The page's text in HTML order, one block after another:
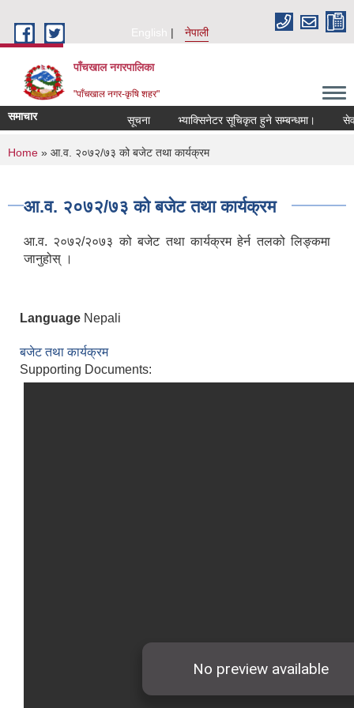
English
नेपाली
पाँचखाल नगरपालिका
"पाँचखाल नगर-कृषि शहर"
समाचार सूचना भ्याक्सिनेटर सूचिकृत हुने सम्बन्धमा। सेवा
You are here
Home » आ.व. २०७२/७३ को बजेट तथा कार्यक्रम
आ.व. २०७२/७३ को बजेट तथा कार्यक्रम
आ.व. २०७२/२०७३ को बजेट तथा कार्यक्रम हेर्न तलको लिङ्कमा
जानुहोस् ।
Language Nepali
बजेट तथा कार्यक्रम
Supporting Documents: